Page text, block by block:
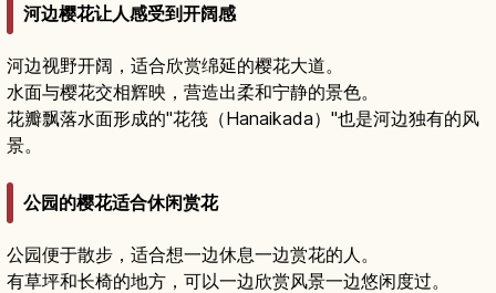
河边樱花让人感受到开阔感
河边视野开阔，适合欣赏绵延的樱花大道。
水面与樱花交相辉映，营造出柔和宁静的景色。
花瓣飘落水面形成的"花筏（Hanaikada）"也是河边独有的风
景。
公园的樱花适合休闲赏花
公园便于散步，适合想一边休息一边赏花的人。
有草坪和长椅的地方，可以一边欣赏风景一边悠闲度过。